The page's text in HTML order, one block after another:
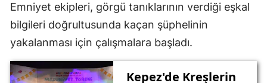
Emniyet ekipleri, görgü tanıklarının verdiği eşkal
bilgileri doğrultusunda kaçan şüphelinin
yakalanması için çalışmalara başladı.
Kepez'de Kreşlerin